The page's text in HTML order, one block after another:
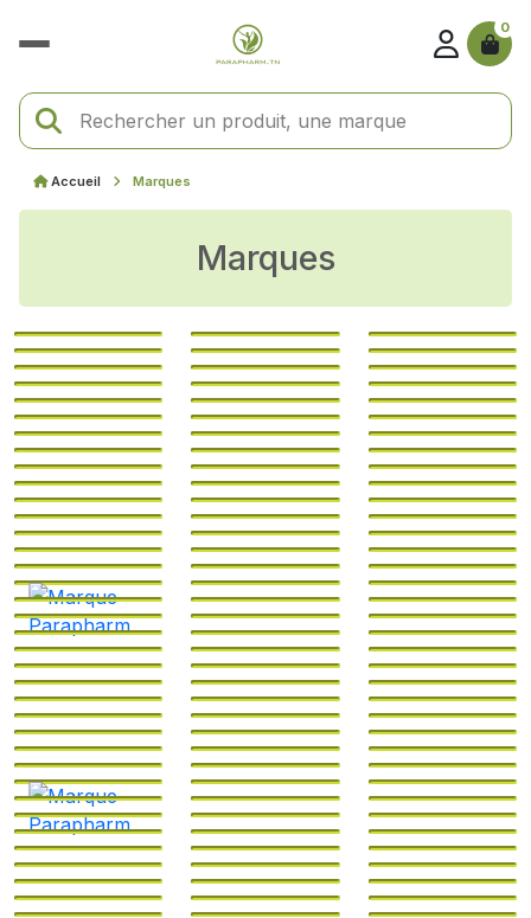
0
Accueil Marques
Marques